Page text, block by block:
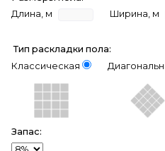
Длина, м
Ширина, м
Тип раскладки пола:
Классическая
Запас: